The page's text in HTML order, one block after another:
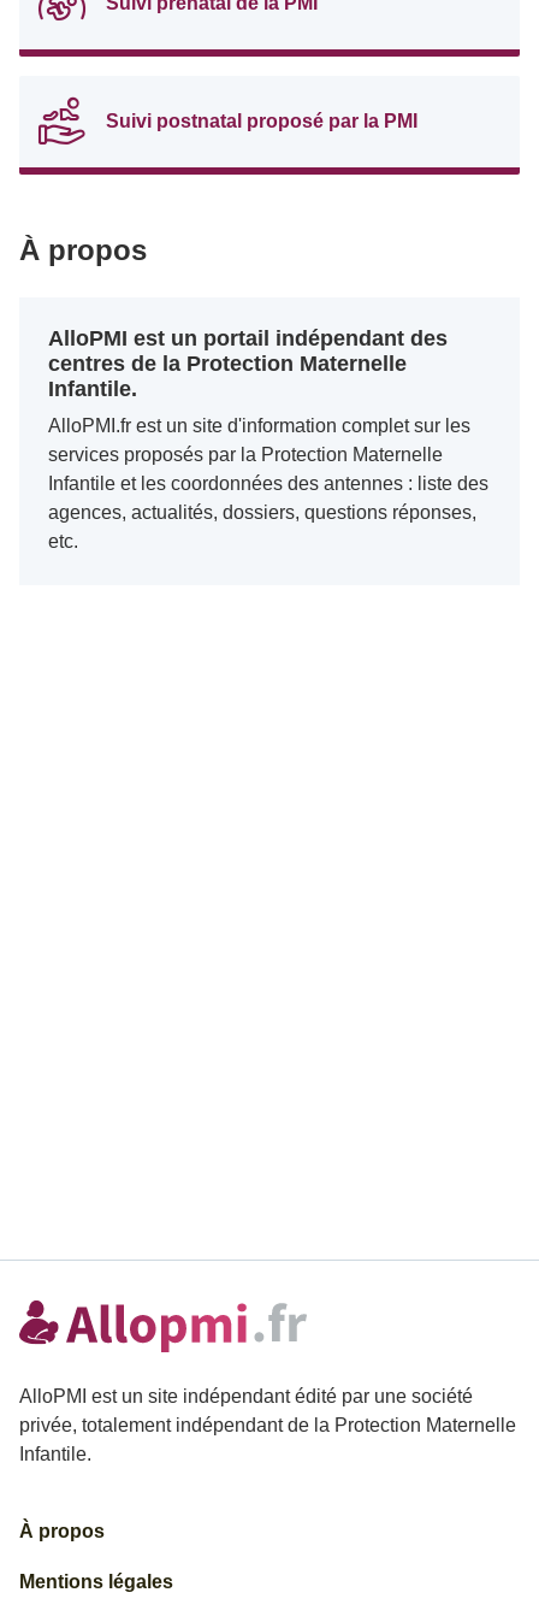
Suivi postnatal proposé par la PMI
À propos
AlloPMI est un portail indépendant des
centres de la Protection Maternelle
Infantile.
AlloPMI.fr est un site d'information complet sur les
services proposés par la Protection Maternelle
Infantile et les coordonnées des antennes : liste des
agences, actualités, dossiers, questions réponses,
etc.
AlloPMI est un site indépendant édité par une société
privée, totalement indépendant de la Protection Maternelle
Infantile.
À propos
Mentions légales